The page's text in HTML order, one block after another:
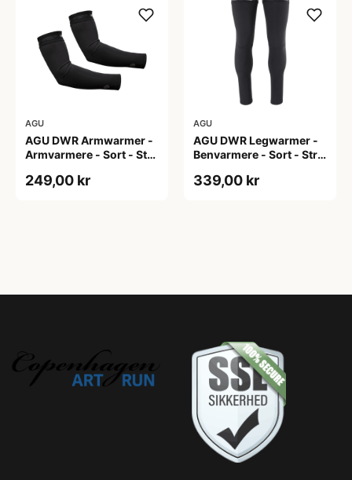
AGU
AGU DWR Armwarmer -
Armvarmere - Sort - Str.
249,00 kr
AGU
AGU DWR Legwarmer -
Benvarmere - Sort - Str.
339,00 kr